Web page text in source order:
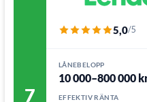
7
5,0/5
LÅNEBELOPP
10 000–800 000
EFFEKTIV RÄNTA